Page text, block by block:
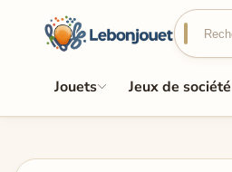
Jouets Jeux de société